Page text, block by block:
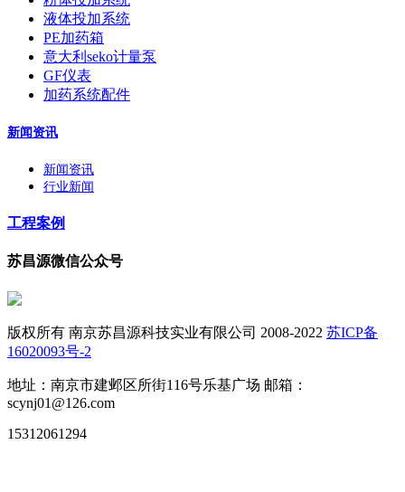
液体投加系统
PE加药箱
意大利seko计量泵
GF仪表
加药系统配件
新闻资讯
新闻资讯
行业新闻
工程案例
苏昌源微信公众号
版权所有 南京苏昌源科技实业有限公司 2008-2022 苏ICP备
16020093号-2
地址：南京市建邺区所街116号乐基广场 邮箱：
scynj01@126.com
15312061294